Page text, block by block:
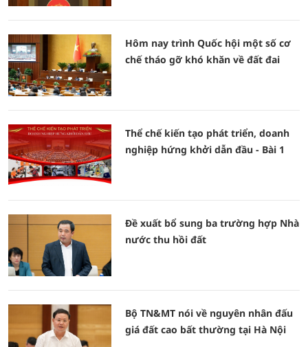
Hôm nay trình Quốc hội một số cơ
chế tháo gỡ khó khăn về đất đai
Thể chế kiến tạo phát triển, doanh
nghiệp hứng khởi dẫn đầu - Bài 1
Đề xuất bổ sung ba trường hợp Nhà
nước thu hồi đất
Bộ TN&MT nói về nguyên nhân đấu
giá đất cao bất thường tại Hà Nội